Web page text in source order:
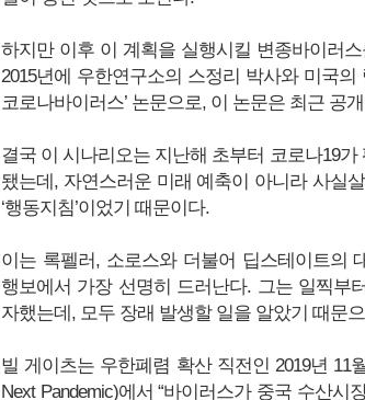
하지만 이후 이 계획을 실행시킬 변종바이러
2015년에 우한연구소의 스정리 박사와 미국
코로나바이러스’ 논문으로, 이 논문은 최근 공
결국 이 시나리오는 지난해 초부터 코로나19
됐는데, 자연스러운 미래 예축이 아니라 사실
‘행동지침’이었기 때문이다.
이는 록펠러, 소로스와 더불어 딥스테이트의
행보에서 가장 선명히 드러난다. 그는 일찍부
자했는데, 모두 장래 발생할 일을 알았기 때문
빌 게이츠는 우한폐렴 확산 직전인 2019년 11
Next Pandemic)에서 “바이러스가 중국 수산시